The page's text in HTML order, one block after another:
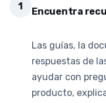
1 Encuentra
Las guías, la
respuestas de
ayudar con
producto,